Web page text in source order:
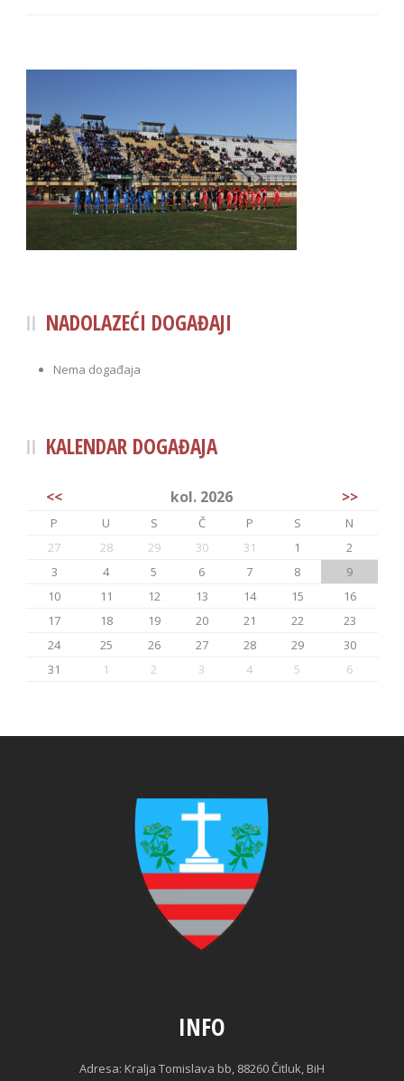
NADOLAZEĆI DOGAĐAJI
Nema događaja
KALENDAR DOGAĐAJA
<< kol. 2026 >>
P U S Č P S
N
27
28 29 30 31 1
2
3
4 5 6 7 8
9
10
11 12 13 14 15
16
17
18 19 20 21 22
23
24
25 26 27 28 29
30
31
1 2 3 4 5 6
INFO
Adresa: Kralja Tomislava bb, 88260 Čitluk, BiH